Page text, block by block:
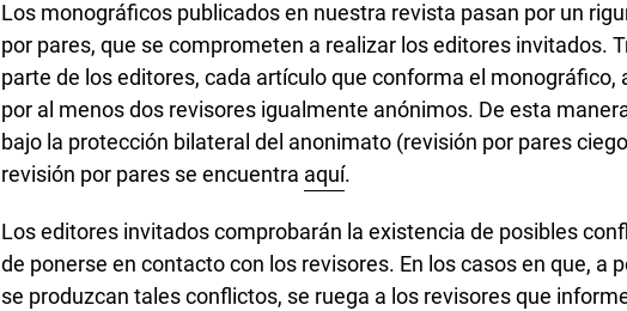
Los monográficos publicados en nuestra revista pasan por un
por pares, que se comprometen a realizar los editores invitados.
parte de los editores, cada artículo que conforma el monográfico,
por al menos dos revisores igualmente anónimos. De esta
bajo la protección bilateral del anonimato (revisión por pares
revisión por pares se encuentra aquí.
Los editores invitados comprobarán la existencia de posibles
de ponerse en contacto con los revisores. En los casos en que, a
se produzcan tales conflictos, se ruega a los revisores que